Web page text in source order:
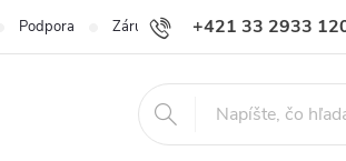
+421 33 2933
Podpora Záručný a pozáručný servis Carneo